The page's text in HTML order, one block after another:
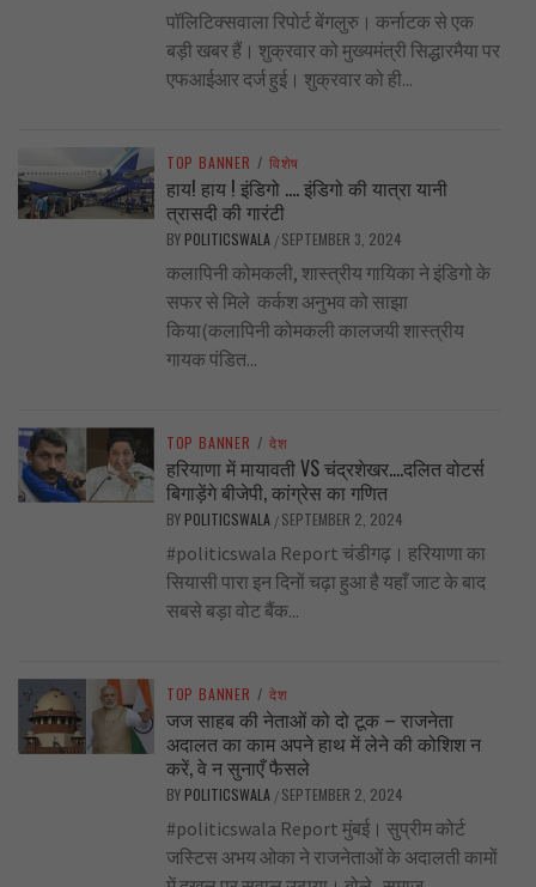
पॉलिटिक्सवाला रिपोर्ट बेंगलुरु। कर्नाटक से एक
बड़ी खबर हैं। शुक्रवार को मुख्यमंत्री सिद्धारमैया पर
एफआईआर दर्ज हुई। शुक्रवार को ही...
TOP BANNER / विशेष
हाय! हाय ! इंडिगो …. इंडिगो की यात्रा यानी
त्रासदी की गारंटी
BY POLITICSWALA / SEPTEMBER 3, 2024
कलापिनी कोमकली, शास्त्रीय गायिका ने इंडिगो के
सफर से मिले कर्कश अनुभव को साझा
किया(कलापिनी कोमकली कालजयी शास्त्रीय
गायक पंडित...
TOP BANNER / देश
हरियाणा में मायावती VS चंद्रशेखर….दलित वोटर्स
बिगाड़ेंगे बीजेपी, कांग्रेस का गणित
BY POLITICSWALA / SEPTEMBER 2, 2024
#politicswala Report चंडीगढ़। हरियाणा का
सियासी पारा इन दिनों चढ़ा हुआ है यहाँ जाट के बाद
सबसे बड़ा वोट बैंक...
TOP BANNER / देश
जज साहब की नेताओं को दो टूक – राजनेता
अदालत का काम अपने हाथ में लेने की कोशिश न
करें, वे न सुनाएँ फैसले
BY POLITICSWALA / SEPTEMBER 2, 2024
#politicswala Report मुंबई। सुप्रीम कोर्ट
जस्टिस अभय ओका ने राजनेताओं के अदालती कामों